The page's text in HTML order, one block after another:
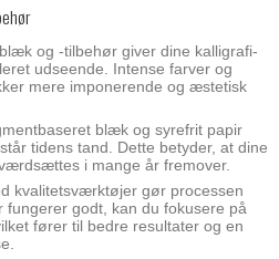
og -tilbehør giver dine kalligrafi-
udseende. Intense farver og
mere imponerende og æstetisk
blæk og syrefrit papir
tidens tand. Dette betyder, at dine
i mange år fremover.
kvalitetsværktøjer gør processen
godt, kan du fokusere på
fører til bedre resultater og en